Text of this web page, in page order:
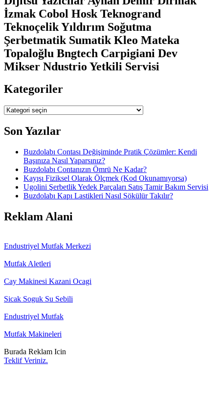
İzmak Cobol Hosk Teknogrand
Teknoçelik Yıldırım Soğutma
Şerbetmatik Sumatik Kleo Mateka
Topaloğlu Bngtech Carpigiani Dev
Mikser Ndustrio Yetkili Servisi
Kategoriler
Kategoriler
Son Yazılar
Buzdolabı Contası Değişiminde Pratik Çözümler: Kendi
Başınıza Nasıl Yaparsınız?
Buzdolabı Contanızın Ömrü Ne Kadar?
Kayışı Fiziksel Olarak Ölçmek (Kod Okunamıyorsa)
Ugolini Şerbetlik Yedek Parçaları Satış Tamir Bakım Servisi
Buzdolabı Kapı Lastikleri Nasıl Sökülür Takılır?
Reklam Alani
Endustriyel Mutfak Merkezi
Mutfak Aletleri
Cay Makinesi Kazani Ocagi
Sicak Soguk Su Sebili
Endustriyel Mutfak
Mutfak Makineleri
Burada Reklam Icin
Teklif Veriniz.